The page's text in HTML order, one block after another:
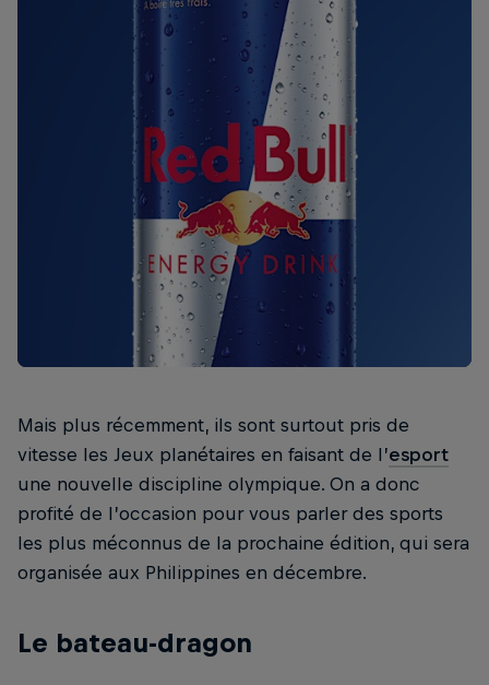
Mais plus récemment, ils sont surtout pris de
vitesse les Jeux planétaires en faisant de l’esport
une nouvelle discipline olympique. On a donc
profité de l’occasion pour vous parler des sports
les plus méconnus de la prochaine édition, qui sera
organisée aux Philippines en décembre.
Le bateau-dragon